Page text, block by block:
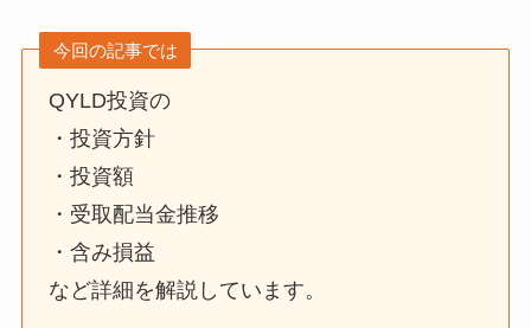
今回の記事では
QYLD投資の
・投資方針
・投資額
・受取配当金推移
・含み損益
など詳細を解説しています。